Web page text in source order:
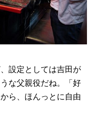
設定としては吉田が
な父親役だね。「好
ら、ほんっとに自由